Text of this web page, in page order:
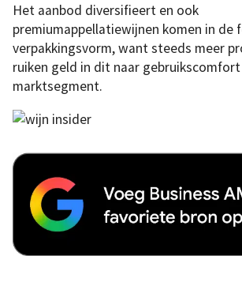
Het aanbod diversifieert en ook
premiumappellatiewijnen komen in de
verpakkingsvorm, want steeds meer
ruiken geld in dit naar
marktsegment.